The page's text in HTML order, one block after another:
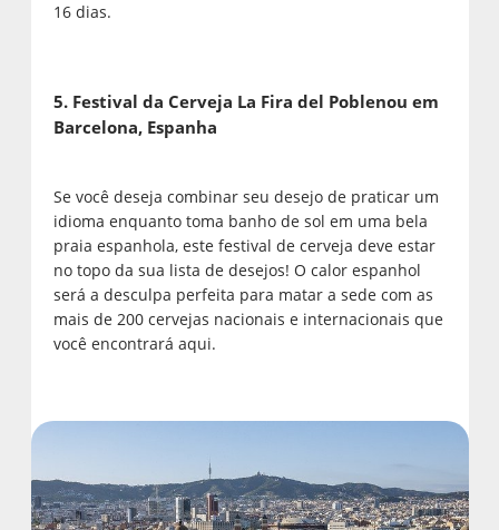
16 dias.
5. Festival da Cerveja La Fira del Poblenou em
Barcelona, Espanha
Se você deseja combinar seu desejo de praticar um
idioma enquanto toma banho de sol em uma bela
praia espanhola, este festival de cerveja deve estar
no topo da sua lista de desejos! O calor espanhol
será a desculpa perfeita para matar a sede com as
mais de 200 cervejas nacionais e internacionais que
você encontrará aqui.